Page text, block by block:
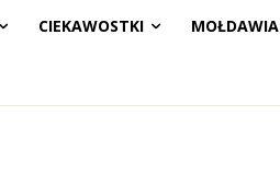
CIEKAWOSTKI MOŁDAWIA